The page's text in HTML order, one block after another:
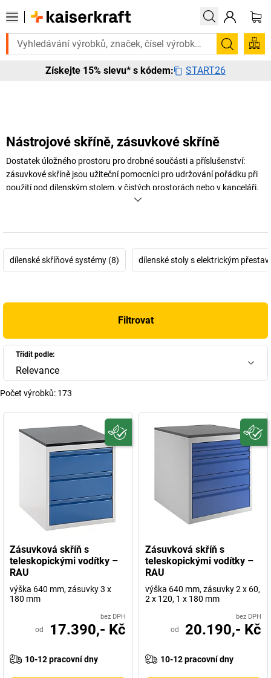
urgentně? Vybrané bestsellery doručíme do 72 hodin. Prohlédněte
Hledání
Získejte 15% slevu* s kódem: START26
Nástrojové skříně, zásuvkové skříně
Dostatek úložného prostoru pro drobné součásti a příslušenství:
zásuvkové skříně jsou užiteční pomocníci pro udržování pořádku při
použití pod dílenským stolem, v čistých prostorách nebo v kanceláři.
Vybírejte mezi velkými, malými, úzkými nebo širokými modely a také
+Zobrazit více
dílenské skříňové systémy (8)
dílenské stoly s elektrickým
Filtrovat
Třídit podle:
Relevance
Počet výrobků: 173
Zásuvková skříň s
teleskopickými vodítky –
RAU
výška 640 mm, zásuvky 3 x
180 mm
bez DPH
od 17.390,- Kč
10-12 pracovní dny
Zásuvková skříň s
teleskopickými vodítky –
RAU
výška 640 mm, zásuvky 2 x 60,
2 x 120, 1 x 180 mm
bez DPH
od 20.190,- Kč
10-12 pracovní dny